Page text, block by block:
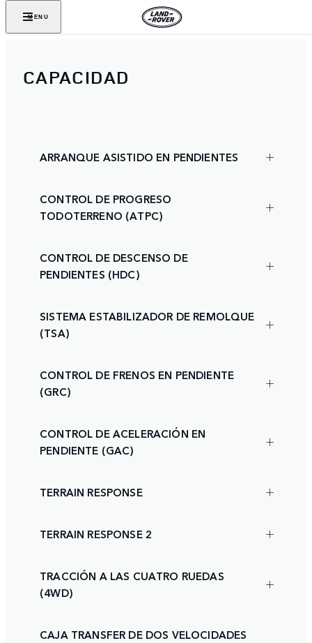
MENU
CAPACIDAD
ARRANQUE ASISTIDO EN PENDIENTES
CONTROL DE PROGRESO
TODOTERRENO (ATPC)
CONTROL DE DESCENSO DE
PENDIENTES (HDC)
SISTEMA ESTABILIZADOR DE REMOLQUE
(TSA)
CONTROL DE FRENOS EN PENDIENTE
(GRC)
CONTROL DE ACELERACIÓN EN
PENDIENTE (GAC)
TERRAIN RESPONSE
TERRAIN RESPONSE 2
TRACCIÓN A LAS CUATRO RUEDAS
(4WD)
CAJA TRANSFER DE DOS VELOCIDADES